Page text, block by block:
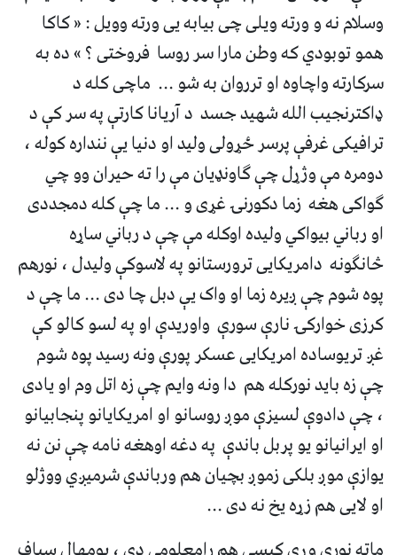
وسلام نه و ورته ویلی چی بیابه یی ورته وویل : « کاکا
همو توبودي که وطن مارا سر روسا فروختی ؟ » ده به
سرکارته واچاوه او ترروان به شو ... ماچی کله د
ډاکترنجیب الله شهید جسد د آریانا کارتې په سر کې د
ترافیکی غرفې پرسر ځړولی ولید او دنیا یې ننداره کوله ،
دومره مې وژړل چې ګاونډیان مې را ته حیران وو چي
ګواکی هغه زما دکورنۍ غړی و ... ما چې کله دمجددی
او رباني بیواکي ولیده اوکله مې چې د رباني ساړه
څانګونه دامریکایی ترورستانو په لاسوکې ولیدل ، نورهم
پوه شوم چې ږیره زما او واک یې دبل چا دی ... ما چې د
کرزی خوارکۍ نارې سورې واوریدې او په لسو کالو کې
غږ تریوساده امریکایی عسکر پورې ونه رسید پوه شوم
چې زه باید نورکله هم دا ونه وایم چې زه اتل وم او یادی
، چې دادوې لسیزې موږ روسانو او امریکایانو پنجابیانو
او ایرانیانو یو پربل باندې په دغه اوهغه نامه چې نن نه
یوازې موږ بلکی زموږ بچیان هم ورباندې شرمیږي ووژلو
او لایی هم زړه یخ نه دی ...